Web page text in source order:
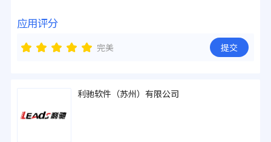
应用评分
完美 提交
利驰软件（苏州）有限公司